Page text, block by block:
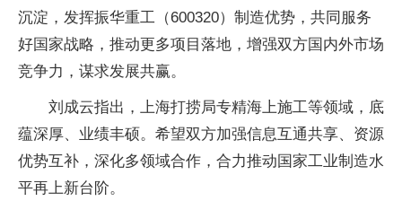
沉淀，发挥振华重工（600320）制造优势，共同服务
好国家战略，推动更多项目落地，增强双方国内外市场
竞争力，谋求发展共赢。
刘成云指出，上海打捞局专精海上施工等领域，底
蕴深厚、业绩丰硕。希望双方加强信息互通共享、资源
优势互补，深化多领域合作，合力推动国家工业制造水
平再上新台阶。